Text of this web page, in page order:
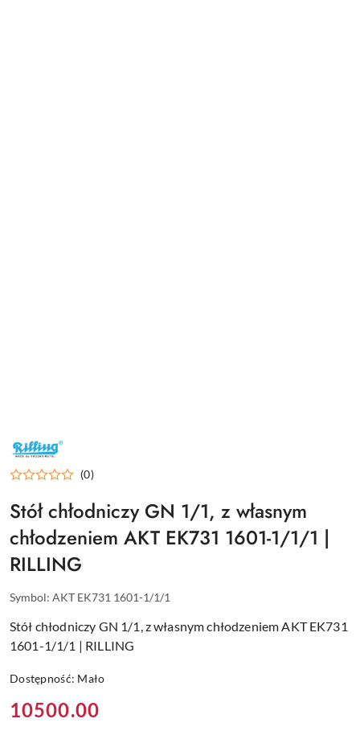
RILLING
–
URZĄDZENIA
GASTRONOMII
(0)
Stół chłodniczy GN 1/1, z własnym
chłodzeniem AKT EK731 1601-1/1/1 |
RILLING
Symbol: AKT EK731 1601-1/1/1
Stół chłodniczy GN 1/1, z własnym chłodzeniem AKT EK731
1601-1/1/1 | RILLING
Dostępność: Mało
Cena:
10500.00